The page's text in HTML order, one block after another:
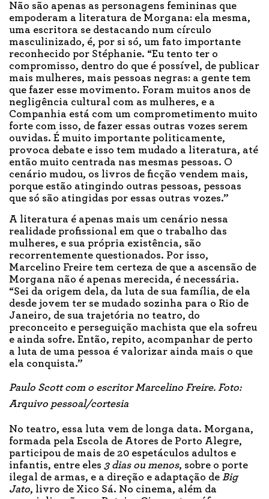
Não são apenas as personagens femininas que
empoderam a literatura de Morgana: ela mesma,
uma escritora se destacando num círculo
masculinizado, é, por si só, um fato importante
reconhecido por Stéphanie. “Eu tento ter o
compromisso, dentro do que é possível, de publicar
mais mulheres, mais pessoas negras: a gente tem
que fazer esse movimento. Foram muitos anos de
negligência cultural com as mulheres, e a
Companhia está com um comprometimento muito
forte com isso, de fazer essas outras vozes serem
ouvidas. É muito importante politicamente,
provoca debate e isso tem mudado a literatura, até
então muito centrada nas mesmas pessoas. O
cenário mudou, os livros de ficção vendem mais,
porque estão atingindo outras pessoas, pessoas
que só são atingidas por essas outras vozes.”
A literatura é apenas mais um cenário nessa
realidade profissional em que o trabalho das
mulheres, e sua própria existência, são
recorrentemente questionados. Por isso,
Marcelino Freire tem certeza de que a ascensão de
Morgana não é apenas merecida, é necessária.
“Sei da origem dela, da luta de sua família, de ela
desde jovem ter se mudado sozinha para o Rio de
Janeiro, de sua trajetória no teatro, do
preconceito e perseguição machista que ela sofreu
e ainda sofre. Então, repito, acompanhar de perto
a luta de uma pessoa é valorizar ainda mais o que
ela conquista.”
Paulo Scott com o escritor Marcelino Freire. Foto:
Arquivo pessoal/cortesia
No teatro, essa luta vem de longa data. Morgana,
formada pela Escola de Atores de Porto Alegre,
participou de mais de 20 espetáculos adultos e
infantis, entre eles 3 dias ou menos, sobre o porte
ilegal de armas, e a direção e adaptação de Big
Jato, livro de Xico Sá. No cinema, além da